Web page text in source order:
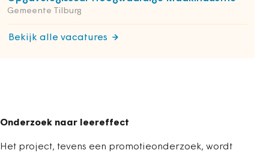
Gemeente Tilburg
Bekijk alle vacatures
Onderzoek naar leereffect
Het project, tevens een promotieonderzoek, wordt